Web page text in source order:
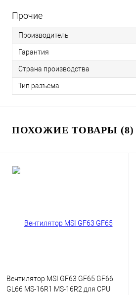
Прочие
Производитель
Гарантия
Страна производства
Тип разъема
ПОХОЖИЕ ТОВАРЫ (8)
Вентилятор MSI GF63 GF65 GF66
GL66 MS-16R1 MS-16R2 для CPU